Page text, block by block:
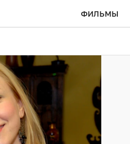
ФИЛЬМЫ